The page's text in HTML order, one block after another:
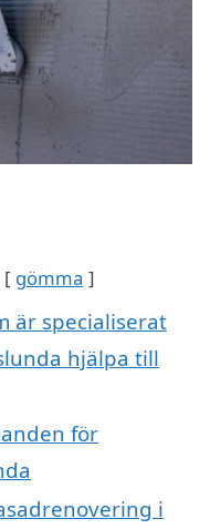
gömma
är specialiserat
hjälpa till
för
i